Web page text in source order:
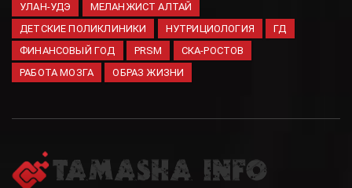
УЛАН-УДЭ
МЕЛАНЖИСТ АЛТАЙ
ДЕТСКИЕ ПОЛИКЛИНИКИ
НУТРИЦИОЛОГИЯ
ГД
ФИНАНСОВЫЙ ГОД
PRSM
СКА-РОСТОВ
РАБОТА МОЗГА
ОБРАЗ ЖИЗНИ